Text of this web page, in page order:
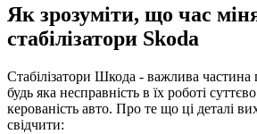
Як зрозуміти, що час
стабілізатори Skodа
Стабілізатори Шкода - важлива частина
будь яка несправність в їх роботі
керованість авто. Про те що ці деталі
свідчити: